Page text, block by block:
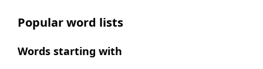
Popular word lists
Words starting with